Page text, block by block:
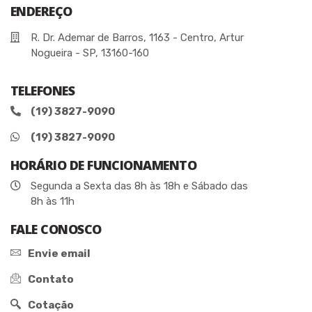
ENDEREÇO
R. Dr. Ademar de Barros, 1163 - Centro, Artur
Nogueira - SP, 13160-160
TELEFONES
(19) 3827-9090
(19) 3827-9090
HORÁRIO DE FUNCIONAMENTO
Segunda a Sexta das 8h às 18h e Sábado das
8h às 11h
FALE CONOSCO
Envie email
Contato
Cotação